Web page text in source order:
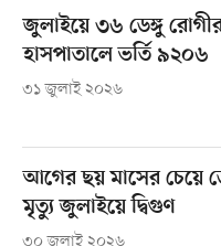
জুলাইয়ে ৩৬ ডেঙ্গু
হাসপাতালে ভর্তি ৯২০৬
৩১ জুলাই ২০২৬
আগের ছয় মাসের চেয়ে
মৃত্যু জুলাইয়ে দ্বিগুণ